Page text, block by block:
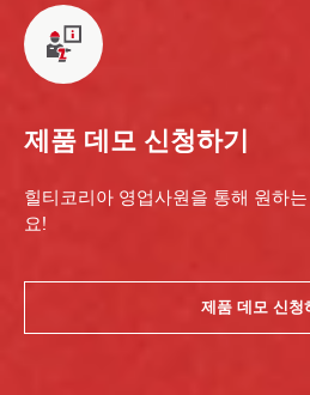
제품 데모 신청하기
힐티코리아 영업사원을 통해 원하
요!
제품 데모 신청